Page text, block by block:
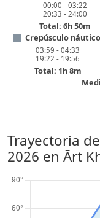
00:00 - 03:22
20:33 - 24:00
Total: 6h 50m
Crepúsculo
03:59 - 04:33
19:22 - 19:56
Total: 1h 8m
Trayectoria
2026 en Ārt